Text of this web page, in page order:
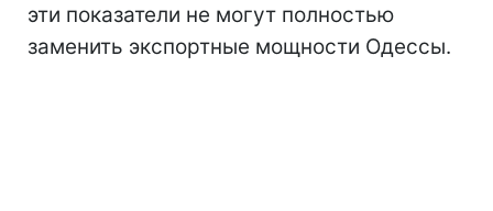
эти показатели не могут полностью
заменить экспортные мощности Одессы.